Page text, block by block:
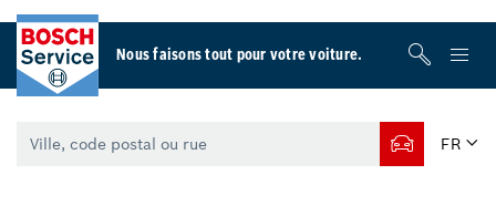
Nous faisons tout pour votre voiture.
FR